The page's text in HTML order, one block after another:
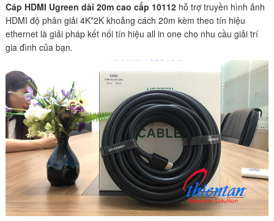
Cáp HDMI Ugreen dài 20m cao cấp 10112hỗ trợ truyền hình ảnh
HDMI độ phân giải 4K*2K khoảng cách 20m kèm theo tín hiệu
ethernet là giải pháp kết nối tín hiệu all in one cho nhu cầu giải trí
gia đình của bạn.